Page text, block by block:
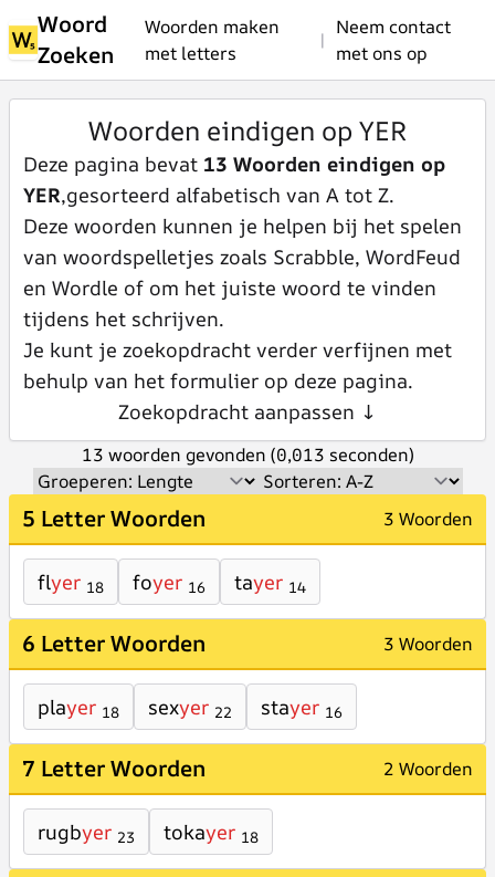
Woord
Zoeken
Woorden maken
met letters
|
Neem contact
met ons op
Woorden eindigen op YER
Deze pagina bevat 13 Woorden eindigen op
YER,gesorteerd alfabetisch van A tot Z.
Deze woorden kunnen je helpen bij het spelen
van woordspelletjes zoals Scrabble, WordFeud
en Wordle of om het juiste woord te vinden
tijdens het schrijven.
Je kunt je zoekopdracht verder verfijnen met
behulp van het formulier op deze pagina.
Zoekopdracht aanpassen ↓
13 woorden gevonden (0,013 seconden)
5 Letter Woorden 3 Woorden
flyer 18 foyer 16 tayer 14
6 Letter Woorden 3 Woorden
player 18 sexyer 22 stayer 16
7 Letter Woorden 2 Woorden
rugbyer 23 tokayer 18